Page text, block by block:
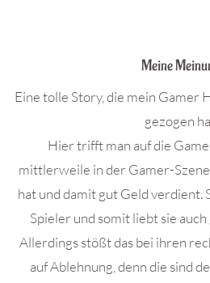
Meine
Eine tolle Story, die mein Gamer
gezogen
Hier trifft man auf die
mittlerweile in der Gamer-
hat und damit gut Geld verdient.
Spieler und somit liebt sie auch
Allerdings stößt das bei ihren
auf Ablehnung, denn die sind